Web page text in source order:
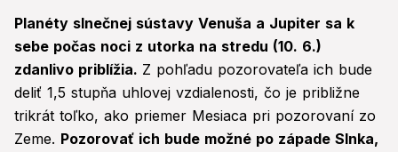
Planéty slnečnej sústavy Venuša a Jupiter sa k
sebe počas noci z utorka na stredu (10. 6.)
zdanlivo priblížia. Z pohľadu pozorovateľa ich bude
deliť 1,5 stupňa uhlovej vzdialenosti, čo je približne
trikrát toľko, ako priemer Mesiaca pri pozorovaní zo
Zeme. Pozorovať ich bude možné po západe Slnka,